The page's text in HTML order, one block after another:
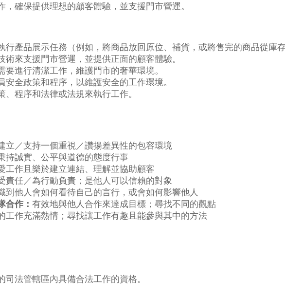
，確保提供理想的顧客體驗，並支援門市營運。
行產品展示任務（例如，將商品放回原位、補貨，或將售完的商品從庫
術來支援門市營運，並提供正面的顧客體驗。
要進行清潔工作，維護門市的奢華環境。
安全政策和程序，以維護安全的工作環境。
、程序和法律或法規來執行工作。
立／支持一個重視／讚揚差異性的包容環境
持誠實、公平與道德的態度行事
工作且樂於建立連結、理解並協助顧客
責任／為行動負責；是他人可以信賴的對象
到他人會如何看待自己的言行，或會如何影響他人
合作： 有效地與他人合作來達成目標；尋找不同的觀點
工作充滿熱情；尋找讓工作有趣且能參與其中的方法
司法管轄區內具備合法工作的資格。